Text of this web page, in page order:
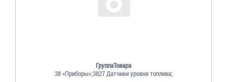
ГруппаТовара
38 «Приборы»;3827 Датчики уровня топлива;